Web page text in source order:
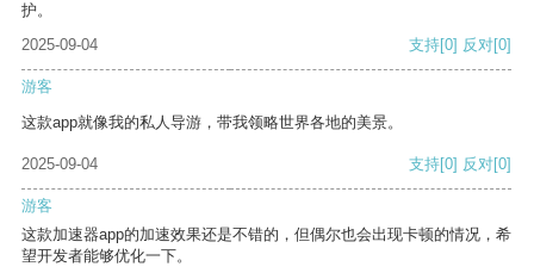
护。
2025-09-04
支持[0] 反对[0]
游客
这款app就像我的私人导游，带我领略世界各地的美景。
2025-09-04 支持[0] 反对[0]
游客
这款加速器app的加速效果还是不错的，但偶尔也会出现卡顿的情况，希
望开发者能够优化一下。